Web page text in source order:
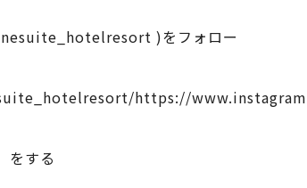
)をフォロー
https://
をする